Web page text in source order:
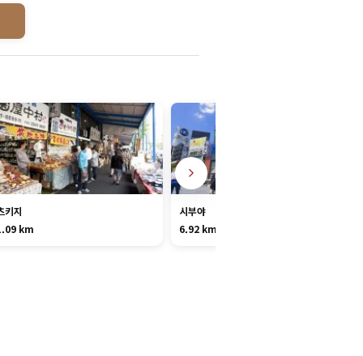
키지
km
시부야
6.92 km